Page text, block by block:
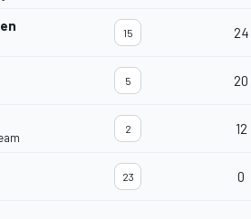
15 24
5 20
2 12
23 0